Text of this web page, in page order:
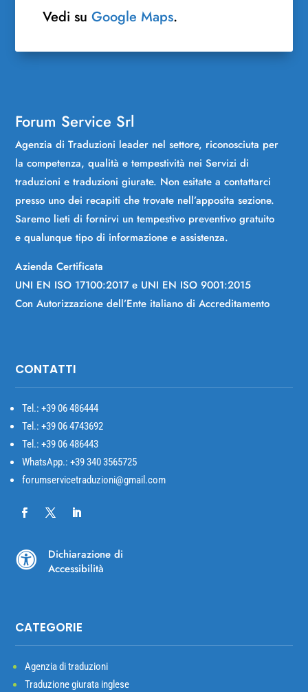
Vedi suGoogle Maps.
Forum Service Srl
Agenzia di Traduzioni leader nel settore, riconosciuta per
la competenza, qualità e tempestività nei Servizi di
traduzioni e traduzioni giurate. Non esitate a contattarci
presso uno dei recapiti che trovate nell’apposita sezione.
Saremo lieti di fornirvi un tempestivo preventivo gratuito
e qualunque tipo di informazione e assistenza.
Azienda Certificata
UNI EN ISO 17100:2017 e UNI EN ISO 9001:2015
Con Autorizzazione dell’Ente italiano di Accreditamento
CONTATTI
Tel.: +3906 486444
Tel.: +39 06 4743692
Tel.: +39 06 486443
WhatsApp.: +39 340 3565725
forumservicetraduzioni@gmail.com

Dichiarazione di
Accessibilità
CATEGORIE
Agenzia di traduzioni
Traduzione giurata inglese